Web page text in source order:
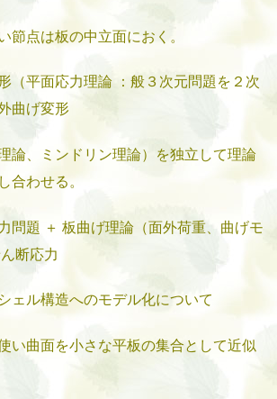
点は板の中立面におく。
平面応力理論 ：般３次元問題を２次
曲げ変形
論、ミンドリン理論）を独立して理論
合わせる。
題 ＋ 板曲げ理論（面外荷重、曲げモ
断応力
ル構造へのモデル化について
曲面を小さな平板の集合として近似